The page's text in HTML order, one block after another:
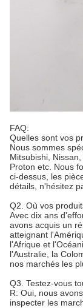
FAQ:
Quelles sont vos
Nous sommes
Mitsubishi,
Proton etc. Nous
ci-dessus, les
détails, n'hésitez
Q2. Où vos
Avec dix ans
avons acquis un
atteignant
l'Afrique et
l'Australie, la
nos marchés les
Q3. Testez-vous
R: Oui, nous
inspecter les